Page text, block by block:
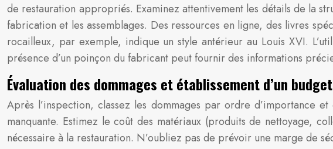
de restauration appropriés. Examinez attentivement les détails de la
fabrication et les assemblages. Des ressources en ligne, des livres
rocailleux, par exemple, indique un style antérieur au Louis XVI.
présence d’un poinçon du fabricant peut fournir des informations
Évaluation des dommages et établissement d’un
Après l’inspection, classez les dommages par ordre d’importance
manquante. Estimez le coût des matériaux (produits de nettoyage,
nécessaire à la restauration. N’oubliez pas de prévoir une marge de